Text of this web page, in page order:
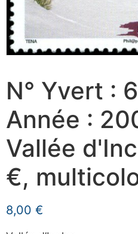
N° Yvert :
Année :
Vallée
€,
8,00 €